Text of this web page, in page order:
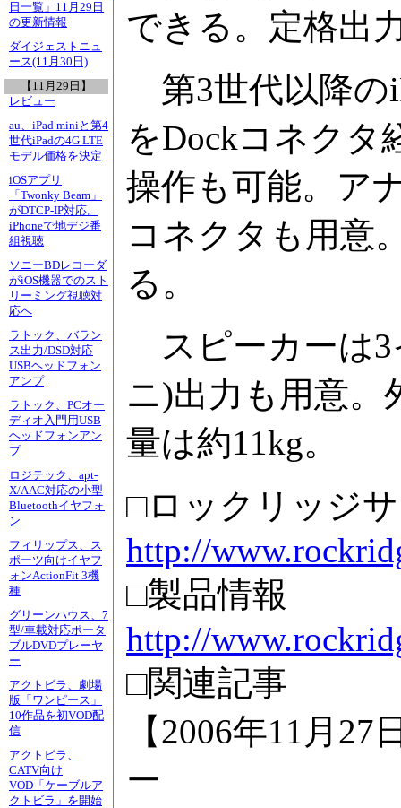
日一覧」11月29日
の更新情報
ダイジェストニュ
ース(11月30日)
【11月29日】
レビュー
au、iPad miniと第4
世代iPadの4G LTE
モデル価格を決定
iOSアプリ
「Twonky Beam」
がDTCP-IP対応。
iPhoneで地デジ番
組視聴
ソニーBDレコーダ
がiOS機器でのスト
リーミング視聴対
応へ
ラトック、バラン
ス出力/DSD対応
USBヘッドフォン
アンプ
ラトック、PCオー
ディオ入門用USB
ヘッドフォンアン
プ
ロジテック、apt-
X/AAC対応の小型
Bluetoothイヤフォ
ン
フィリップス、ス
ポーツ向けイヤフ
ォンActionFit 3機
種
グリーンハウス、7
型/車載対応ポータ
ブルDVDプレーヤ
ー
アクトビラ、劇場
版「ワンピース」
10作品を初VOD配
信
アクトビラ、
CATV向け
VOD「ケーブルア
クトビラ」を開始
できる。定格出
第3世代以降の
をDockコネクタ
操作も可能。ア
コネクタも用意
る。
スピーカーは3
ニ)出力も用意。
量は約11kg。
□ロックリッジ
http://
□製品情報
http://
□関連記事
【2006年11月
ー